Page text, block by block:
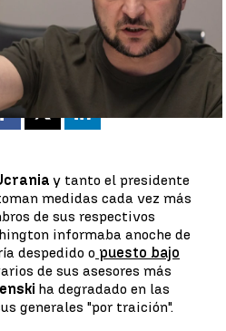
abril de 2022, 15:39
abril de 2022, 09:29
Facebook
X Linkedin
y tanto el presidente
medidas cada vez más
de sus respectivos
informaba anoche de
despedido o puesto bajo
de sus asesores más
ha degradado en las
generales "por traición".